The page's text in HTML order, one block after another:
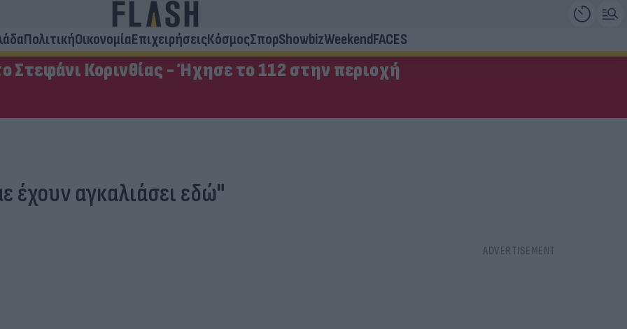
ΠολιτικήΟικονομίαΕπιχειρήσειςΚόσμοςΣπορShowbizWeekendFACES
Στεφάνι Κορινθίας - Ήχησε το 112 στην περιοχή
αγκαλιάσει εδώ"